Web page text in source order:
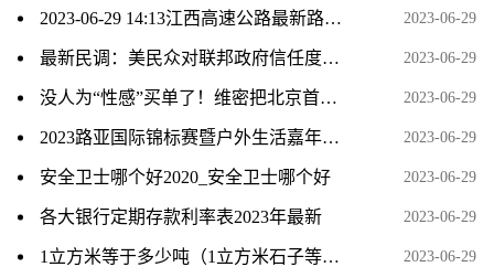
2023-06-29 14:13江西高速公路最新路况实时播报 全球信息 2023-06-29
最新民调：美民众对联邦政府信任度降至20年来最低水平 全球头条 2023-06-29
没人为“性感”买单了！维密把北京首店都关了_全球时快讯 2023-06-29
2023路亚国际锦标赛暨户外生活嘉年华东平湖站即将开启 2023-06-29
安全卫士哪个好2020_安全卫士哪个好 2023-06-29
各大银行定期存款利率表2023年最新 2023-06-29
1立方米等于多少吨（1立方米石子等于多少吨） 2023-06-29